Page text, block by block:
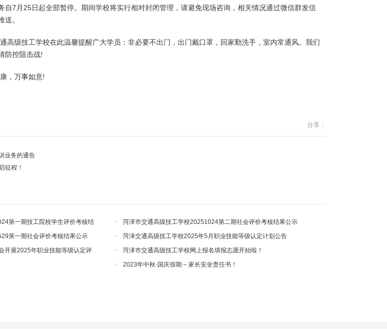
自7月25日起全部暂停。期间学校将实行相对封闭管理，请避免现场咨询，相关情况通过微信群发信
送。
高级技工学校在此温馨提醒广大学员：非必要不出门，出门戴口罩，回家勤洗手，室内常通风。我们
防控阻击战!
，万事如意!
分享：
业务的通告
征程！
第一期技工院校学生评价考核结
菏泽市交通高级技工学校20251024第二期社会评价考核结果公示
第一期社会评价考核结果公示
菏泽交通高级技工学校2025年5月职业技能等级认定计划公告
开展2025年职业技能等级认定评
菏泽市交通高级技工学校网上报名填报志愿开始啦！
2023年中秋·国庆假期 – 家长安全责任书！